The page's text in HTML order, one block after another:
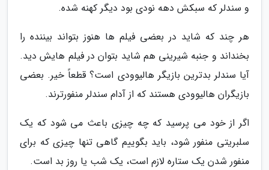
و سندلر که سبکش دهه نودی بود دیگر کهنه شده.
هر چند که شاید در بعضی فیلم ها هنوز بتواند بیننده را
بخنداند و جنبه شیرینی هم شاید بتوان در فیلم هایش دید.
آیا سندلر بدترین بازیگر هالیوودی است؟ قطعاً خیر. بعضی
بازیگران هالیوودی هستند که از آدام سندلر منفورترند.
اگر از خود می پرسید که چه چیزی باعث می شود که یک
سلبریتی منفور شود، باید بگوییم گاهی تنها چیزی که برای
منفور شدن یک ستاره لازم است، یک شب یا روز بد است.